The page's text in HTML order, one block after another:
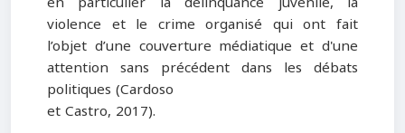
violence et le crime organisé qui ont fait
l’objet d’une couverture médiatique et d'une
attention sans précédent dans les débats
politiques (Cardoso
et Castro, 2017).